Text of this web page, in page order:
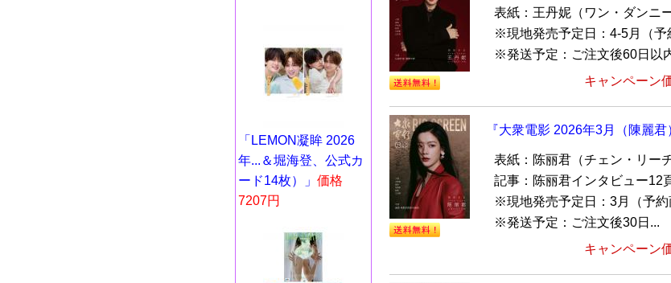
「LEMON凝眸 2026
年...＆堀海登、公式カ
ード14枚）」 価格
7207円
表紙：王丹妮（ワン・ダンニ
※現地発売予定日：4-5月（予
※発送予定：ご注文後60日以
キャンペーン
『大衆電影 2026年3月（陳麗君
表紙：陈丽君（チェン・リー
記事：陈丽君インタビュー12
※現地発売予定日：3月（予約
※発送予定：ご注文後30日...
キャンペーン